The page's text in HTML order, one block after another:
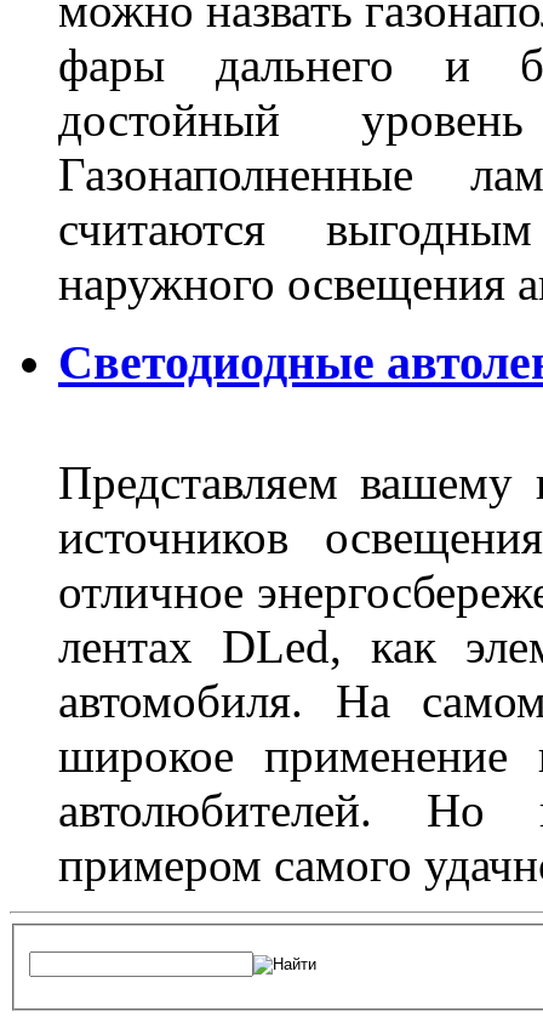
можно назвать
фары дальнего и
достойный
Газонаполненные
считаются
наружного освещения
Светодиодные
Представляем
источников
отличное
лентах DLed, как
автомобиля. На
широкое
автолюбителей. Но
примером самого